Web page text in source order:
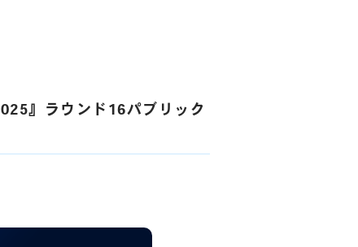
』ラウンド16パブリック